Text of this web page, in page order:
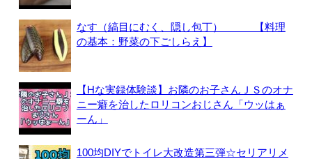
なす（縞目にむく、隠し包丁） 【料理
の基本：野菜の下ごしらえ】
【Hな実録体験談】お隣のお子さんＪＳのオナ
ニー癖を治したロリコンおじさん「ウッはぁ
ーん」
100均DIYでトイレ大改造第三弾☆セリアリメ